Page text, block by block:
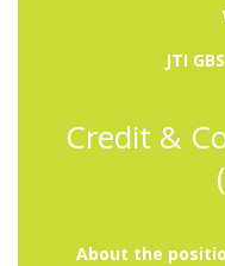
JTI
Credit &
About the